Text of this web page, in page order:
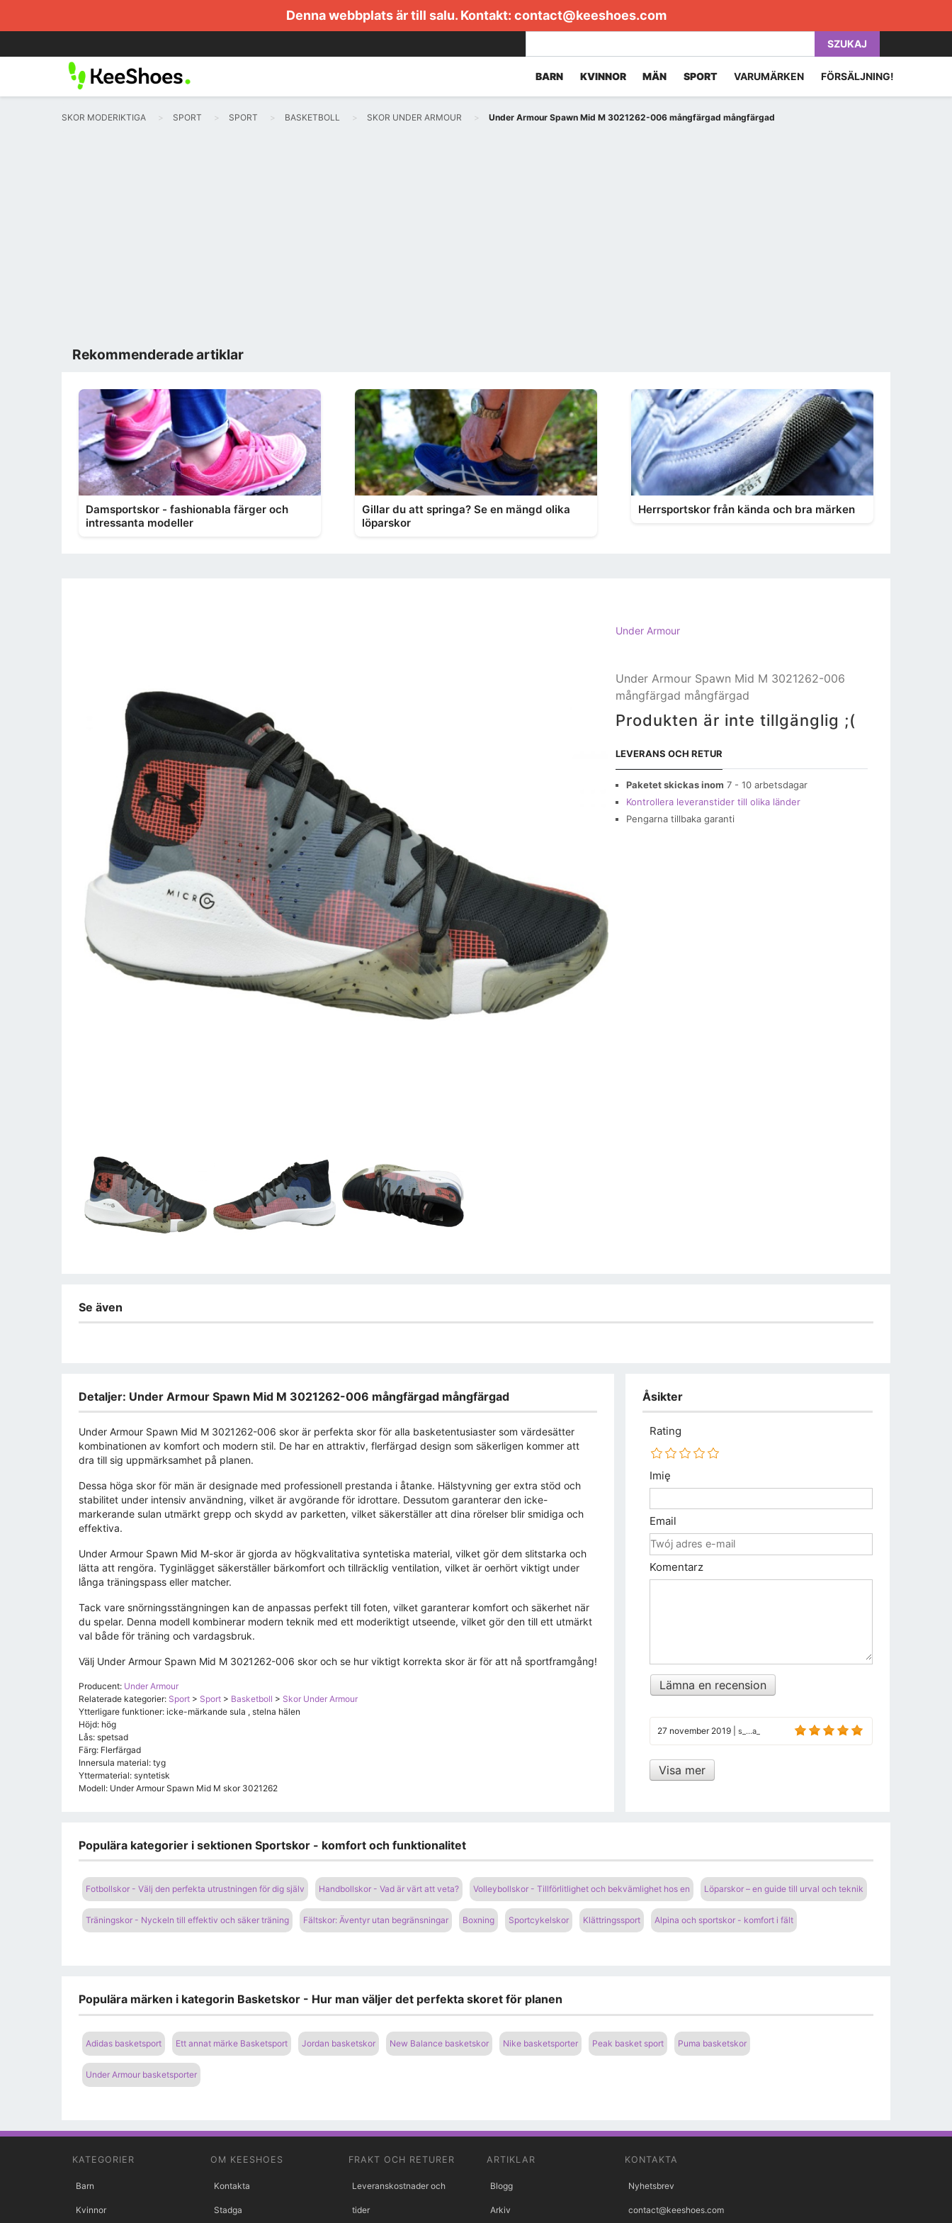
Denna webbplats är till salu. Kontakt: contact@keeshoes.com
SZUKAJ
BARN KVINNOR MÄN SPORT VARUMÄRKEN FÖRSÄLJNING!
SKOR MODERIKTIGA SPORT SPORT BASKETBOLL SKOR UNDER ARMOUR Under Armour Spawn Mid M 3021262-006 mångfärgad mångfärgad
Rekommenderade artiklar
Damsportskor - fashionabla färger och
intressanta modeller
Gillar du att springa? Se en mängd olika
löparskor
Herrsportskor från kända och bra märken
Under Armour
Under Armour Spawn Mid M 3021262-006
mångfärgad mångfärgad
Produkten är inte tillgänglig ;(
LEVERANS OCH RETUR
Paketet skickas inom 7 - 10 arbetsdagar
Kontrollera leveranstider till olika länder
Pengarna tillbaka garanti
Se även
Detaljer: Under Armour Spawn Mid M 3021262-006 mångfärgad mångfärgad
Under Armour Spawn Mid M 3021262-006 skor är perfekta skor för alla basketentusiaster som värdesätter
kombinationen av komfort och modern stil. De har en attraktiv, flerfärgad design som säkerligen kommer att
dra till sig uppmärksamhet på planen.
Dessa höga skor för män är designade med professionell prestanda i åtanke. Hälstyvning ger extra stöd och
stabilitet under intensiv användning, vilket är avgörande för idrottare. Dessutom garanterar den icke-
markerande sulan utmärkt grepp och skydd av parketten, vilket säkerställer att dina rörelser blir smidiga och
effektiva.
Under Armour Spawn Mid M-skor är gjorda av högkvalitativa syntetiska material, vilket gör dem slitstarka och
lätta att rengöra. Tyginlägget säkerställer bärkomfort och tillräcklig ventilation, vilket är oerhört viktigt under
långa träningspass eller matcher.
Tack vare snörningsstängningen kan de anpassas perfekt till foten, vilket garanterar komfort och säkerhet när
du spelar. Denna modell kombinerar modern teknik med ett moderiktigt utseende, vilket gör den till ett utmärkt
val både för träning och vardagsbruk.
Välj Under Armour Spawn Mid M 3021262-006 skor och se hur viktigt korrekta skor är för att nå sportframgång!
Producent: Under Armour
Relaterade kategorier: Sport > Sport > Basketboll > Skor Under Armour
Ytterligare funktioner: icke-märkande sula , stelna hälen
Höjd: hög
Lås: spetsad
Färg: Flerfärgad
Innersula material: tyg
Yttermaterial: syntetisk
Modell: Under Armour Spawn Mid M skor 3021262
Åsikter
Rating
Imię
Email
Komentarz
Lämna en recension
27 november 2019 s_...a_
Visa mer
Populära kategorier i sektionen Sportskor - komfort och funktionalitet
Fotbollskor - Välj den perfekta utrustningen för dig själv Handbollskor - Vad är värt att veta? Volleybollskor - Tillförlitlighet och bekvämlighet hos en Löparskor – en guide till urval och teknik
Träningskor - Nyckeln till effektiv och säker träning Fältskor: Äventyr utan begränsningar Boxning Sportcykelskor Klättringssport Alpina och sportskor - komfort i fält
Populära märken i kategorin Basketskor - Hur man väljer det perfekta skoret för planen
Adidas basketsport Ett annat märke Basketsport Jordan basketskor New Balance basketskor Nike basketsporter Peak basket sport Puma basketskor
Under Armour basketsporter
KATEGORIER
Barn
Kvinnor
OM KEESHOES
Kontakta
Stadga
FRAKT OCH RETURER
Leveranskostnader och
tider
ARTIKLAR
Blogg
Arkiv
KONTAKTA
Nyhetsbrev
contact@keeshoes.com